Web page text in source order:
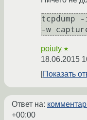
-w
poiuty ★
18.06.2015
Показать
Ответ на:
+00:00